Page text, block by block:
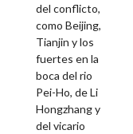
del conflicto,
como Beijing,
Tianjin y los
fuertes en la
boca del rio
Pei-Ho, de Li
Hongzhang y
del vicario